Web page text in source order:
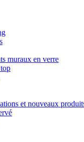
muraux en verre
et nouveaux